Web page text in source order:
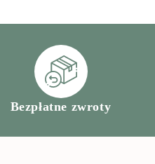
Bezpłatne zwroty